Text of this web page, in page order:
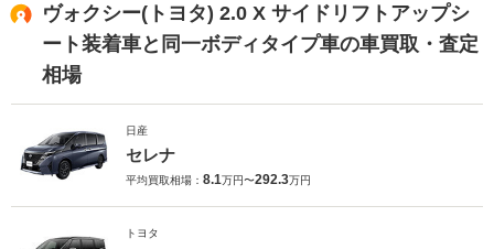
ヴォクシー(トヨタ) 2.0 X サイドリフトアップシ
ート装着車と同一ボディタイプ車の車買取・査定
相場
日産
セレナ
平均買取相場： 8.1万円〜292.3万円
トヨタ